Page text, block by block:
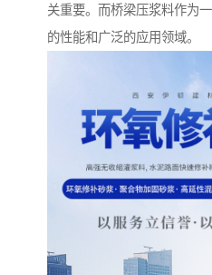
关重要。而桥梁压浆料作为
的性能和广泛的应用领域。